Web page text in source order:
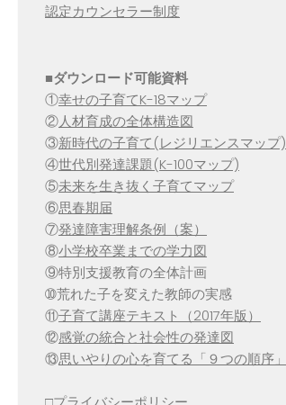
認定カウンセラー制度
■ダウンロード可能資料
①幸せの子育てK-18マップ
②人材育成の全体構造図
③新時代の子育て(レジリエンスマップ)
④世代別発達課題(K-100マップ)
⑤未来を生き抜く子育てマップ
⑥思春期届
⑦発達障害理解条例（案）
⑧小学校卒業までの学力図
⑨特別支援教育の全体計画
➉荒れた子を変えた教師の実感
⑪子育て講座テキスト（2017年版）
⑫感覚の統合と社会性の発達図
⑬思いやりの心を育てる「９つの順序」